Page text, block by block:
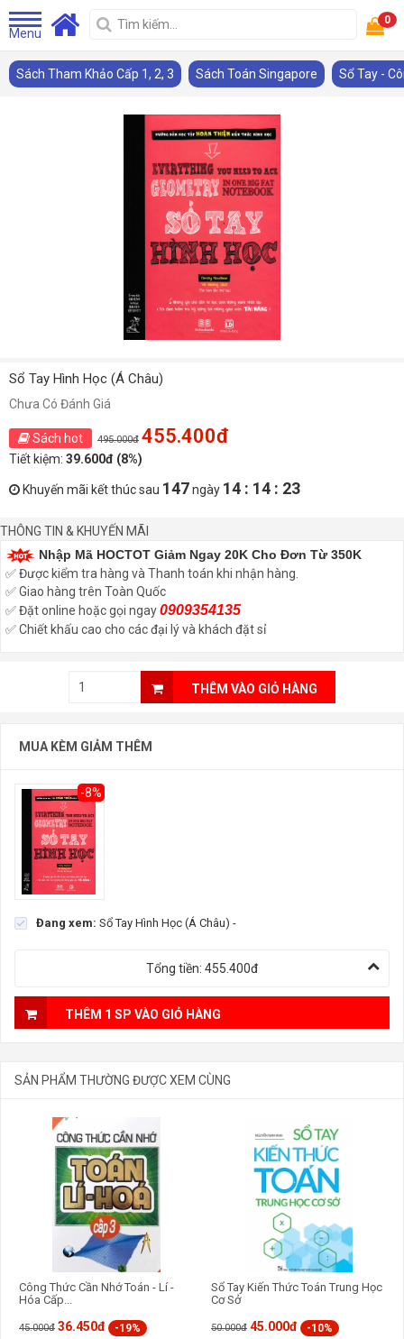
Menu
0
Sách Tham Khảo Cấp 1, 2, 3 Sách Toán Singapore Sổ Tay -
Sổ Tay Hình Học (Á Châu)
Chưa Có Đánh Giá
Sách hot 495.000đ 455.400đ
Tiết kiệm: 39.600đ (8%)
Khuyến mãi kết thúc sau 147ngày 14 : 14 : 23
THÔNG TIN & KHUYẾN MÃI
Nhập Mã HOCTOT Giảm Ngay 20K Cho Đơn Từ 350K
✅ Được kiểm tra hàng và Thanh toán khi nhận hàng.
✅ Giao hàng trên Toàn Quốc
✅ Đặt online hoặc gọi ngay0909354135
✅ Chiết khấu cao cho các đại lý và khách đặt sỉ
THÊM VÀO GIỎ HÀNG
MUA KÈM GIẢM THÊM
-8%
Đang xem: Sổ Tay Hình Học (Á Châu) -
Tổng tiền: 455.400đ
THÊM 1 SP VÀO GIỎ HÀNG
SẢN PHẨM THƯỜNG ĐƯỢC XEM CÙNG
Công Thức Cần Nhớ Toán - Lí -
Hóa Cấp...
45.000đ 36.450đ -19%
Sổ Tay Kiến Thức Toán Trung Học
Cơ Sở
50.000đ 45.000đ -10%